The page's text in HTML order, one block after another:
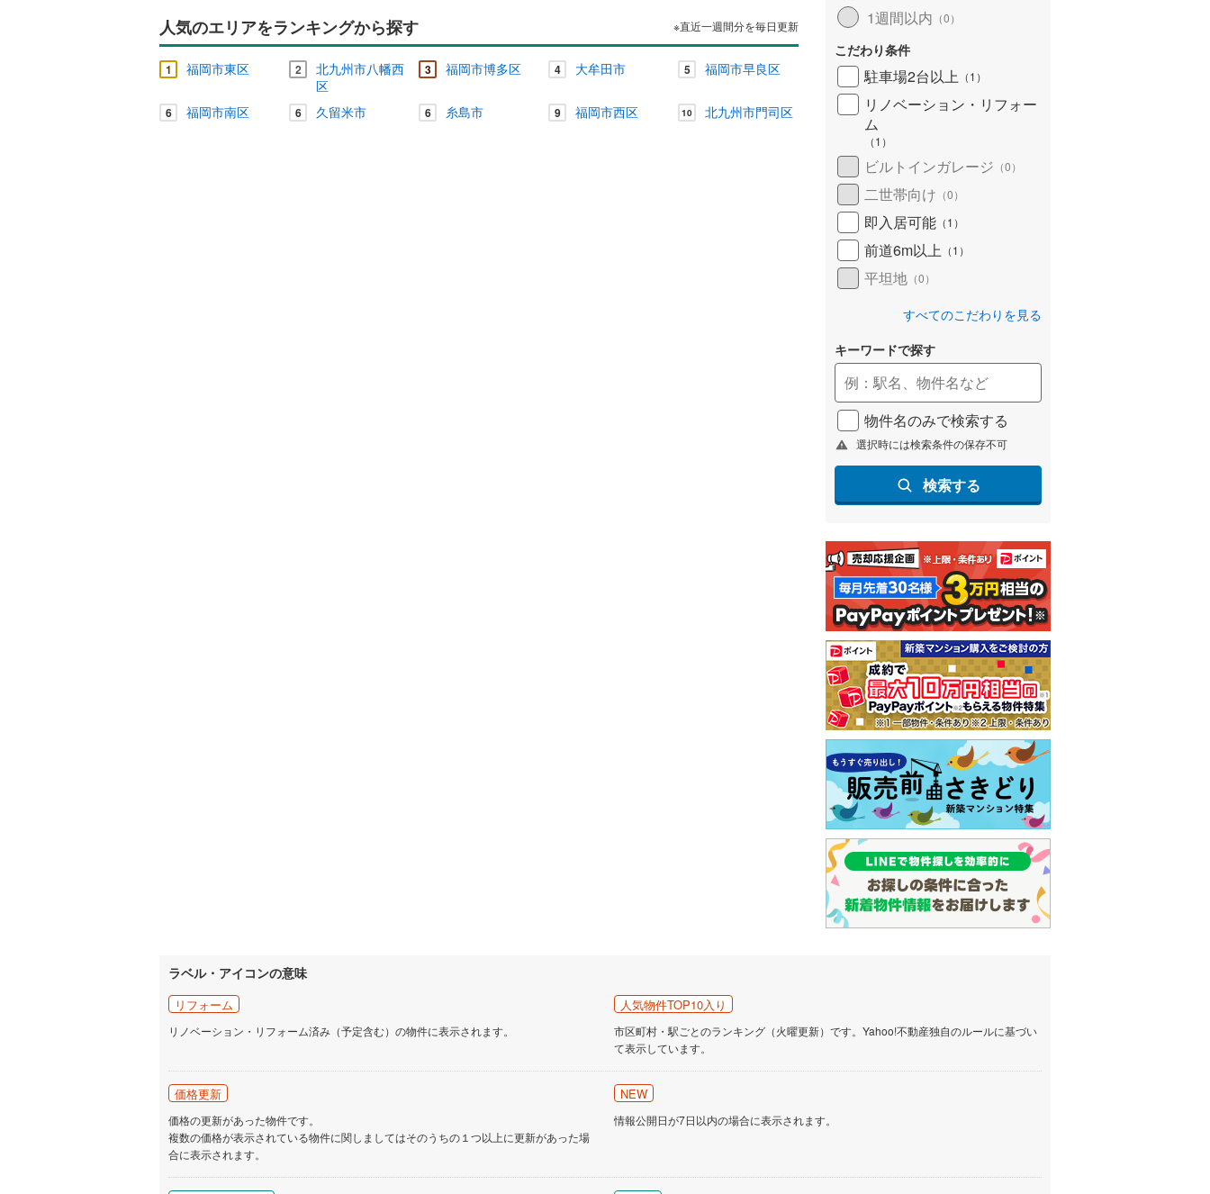
人気のエリアをランキングから探す ※直近一週間分を毎日更新
1 福岡市東区 2
北九州市八幡西
区
3 福岡市博多区 4 大牟田市 5 福岡市早良区
6 福岡市南区 6 久留米市 6 糸島市 9 福岡市西区 10 北九州市門司区
1週間以内 （0）
こだわり条件
駐車場2台以上 （1 ）
リノベーション・リフォー
ム
（1 ）
ビルトインガレージ （0）
二世帯向け （0）
即入居可能 （1 ）
前道6m以上 （1 ）
平坦地 （0）
すべてのこだわりを見る
キーワードで探す
物件名のみで検索する
選択時には検索条件の保存不可
検索する
ラベル・アイコンの意味
リフォーム
リノベーション・リフォーム済み（予定含む）の物件に表示されます。
人気物件TOP10入り
市区町村・駅ごとのランキング（火曜更新）です。Yahoo!不動産独自のルールに基づい
て表示しています。
価格更新
価格の更新があった物件です。
複数の価格が表示されている物件に関しましてはそのうちの１つ以上に更新があった場
合に表示されます。
NEW
情報公開日が7日以内の場合に表示されます。